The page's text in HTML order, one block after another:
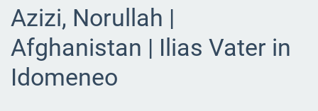
Azizi, Norullah |
Afghanistan | Ilias Vater in
Idomeneo